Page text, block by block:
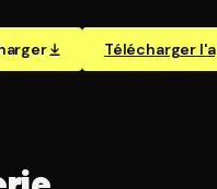
Télécharger